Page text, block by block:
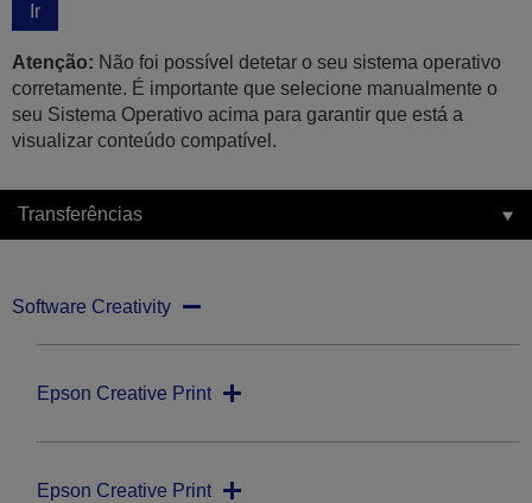
Ir
Atenção: Não foi possível detetar o seu sistema operativo
corretamente. É importante que selecione manualmente o
seu Sistema Operativo acima para garantir que está a
visualizar conteúdo compatível.
Transferências
Software Creativity
Epson Creative Print
Epson Creative Print